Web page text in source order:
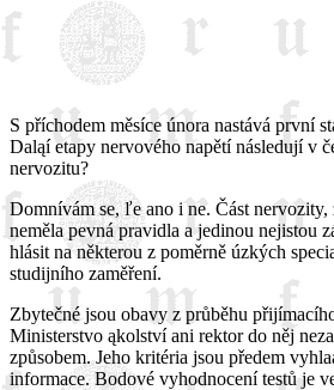
S příchodem měsíce února nastává první
Daląí etapy nervového napětí následují v
nervozitu?
Domnívám se, ľe ano i ne. Část
neměla pevná pravidla a jedinou nejistou
hlásit na některou z poměrně úzkých
studijního zaměření.
Zbytečné jsou obavy z průběhu
Ministerstvo ąkolství ani rektor do něj
způsobem. Jeho kritéria jsou předem
informace. Bodové vyhodnocení testů je